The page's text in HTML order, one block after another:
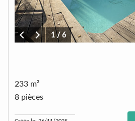
1/6
233 m²
8 pièces